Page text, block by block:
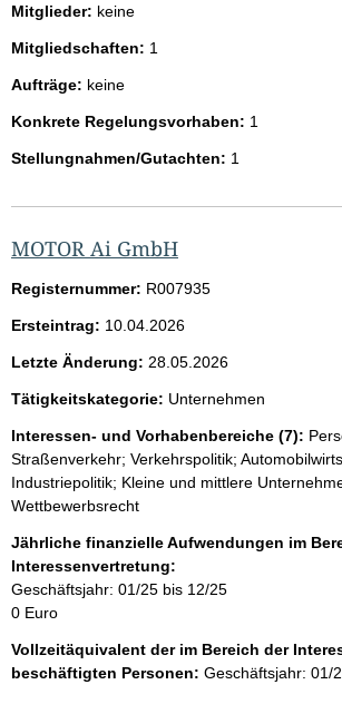
Mitglieder: keine
Mitgliedschaften: 1
Aufträge: keine
Konkrete Regelungsvorhaben: 1
Stellungnahmen/Gutachten: 1
MOTOR Ai GmbH
Registernummer: R007935
Ersteintrag: 10.04.2026
Letzte Änderung: 28.05.2026
Tätigkeitskategorie: Unternehmen
Interessen- und Vorhabenbereiche (7):
Straßenverkehr; Verkehrspolitik;
Industriepolitik; Kleine und mittlere
Wettbewerbsrecht
Jährliche finanzielle Aufwendungen im
Interessenvertretung:
Geschäftsjahr: 01/25 bis 12/25
0 Euro
Vollzeitäquivalent der im Bereich der
beschäftigten Personen: Geschäftsjahr: 01/